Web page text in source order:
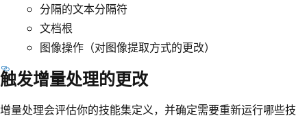
分隔的文本分隔符
文档根
图像操作（对图像提取方式的更改）
触发增量处理的更改
增量处理会评估你的技能集定义，并确定需要重新运行哪些技